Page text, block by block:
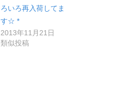
ろいろ再入荷してま
す☆ *
2013年11月21日
類似投稿